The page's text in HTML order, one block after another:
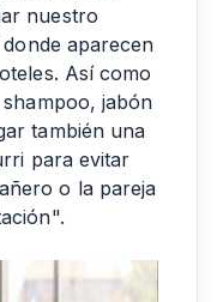
nuestro
aparecen
Así como
jabón
también una
para evitar
o la pareja